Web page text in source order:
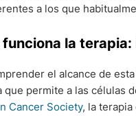
a los que
funciona la
el alcance de
que permite a las células
Cancer Society, la